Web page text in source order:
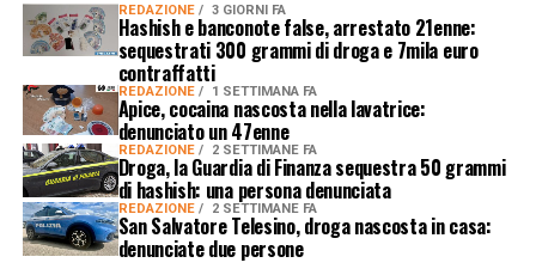
REDAZIONE 3 GIORNI FA
Hashish e banconote false, arrestato 21enne:
sequestrati 300 grammi di droga e 7mila euro
contraffatti
REDAZIONE 1 SETTIMANA FA
Apice, cocaina nascosta nella lavatrice:
denunciato un 47enne
REDAZIONE 2 SETTIMANE FA
Droga, la Guardia di Finanza sequestra 50 grammi
di hashish: una persona denunciata
REDAZIONE 2 SETTIMANE FA
San Salvatore Telesino, droga nascosta in casa:
denunciate due persone